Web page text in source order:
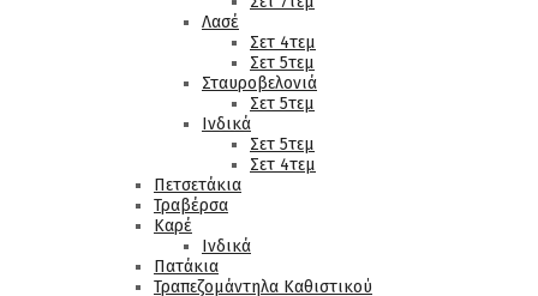
Λασέ
Σετ 4τεμ
Σετ 5τεμ
Σταυροβελονιά
Σετ 5τεμ
Ινδικά
Σετ 5τεμ
Σετ 4τεμ
Πετσετάκια
Τραβέρσα
Καρέ
Ινδικά
Πατάκια
Τραπεζομάντηλα Καθιστικού